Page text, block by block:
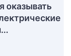
оказывать